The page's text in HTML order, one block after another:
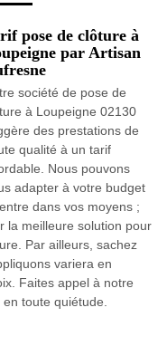
pose de clôture à
par Artisan
société de pose de
à Loupeigne 02130
des prestations de
qualité à un tarif
Nous pouvons
adapter à votre budget
dans vos moyens ;
la meilleure solution pour
Par ailleurs, sachez
variera en
Faites appel à notre
toute quiétude.